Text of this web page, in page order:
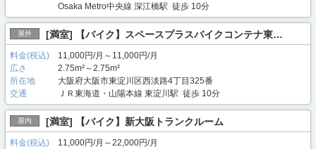
Osaka Metro中央線 深江橋駅 徒歩 10分
屋外 [満室] 【バイク】スペースプラスバイクコンテナ東…
料金(税込)
11,000円/月～11,000円/月
広さ
2.75m²～2.75m²
所在地
大阪府大阪市東淀川区西淡路4丁目325番
交通
ＪＲ東海道・山陽本線 東淀川駅 徒歩 10分
屋内 [満室] 【バイク】新大阪トランクルーム
料金(税込)
11,000円/月～22,000円/月